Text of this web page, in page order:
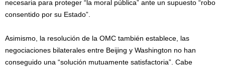
necesaria para proteger “la moral pública” ante un supuesto “robo
consentido por su Estado”.
Asimismo, la resolución de la OMC también establece, las
negociaciones bilaterales entre Beijing y Washington no han
conseguido una “solución mutuamente satisfactoria”. Cabe